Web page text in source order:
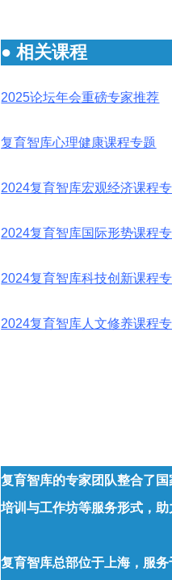
● 相关课程
2025论坛年会重磅专家推荐
复育智库心理健康课程专题
2024复育智库宏观经济课程
2024复育智库国际形势课程
2024复育智库科技创新课程
2024复育智库人文修养课程
复育智库的专家团队整合了
培训与工作坊等服务形式，
复育智库总部位于上海，服